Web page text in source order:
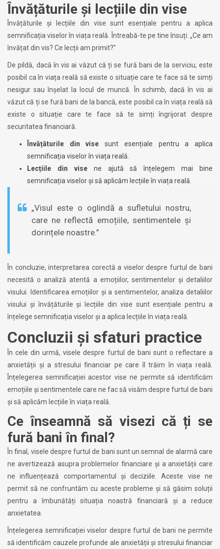
Învățăturile și lecțiile din vise
Învățăturile și lecțiile din vise sunt esențiale pentru a aplica
semnificația viselor în viața reală. Întreabă-te pe tine însuți: „Ce am
învățat din vis? Ce lecții am primit?”
De pildă, dacă în vis ai văzut că ți se fură bani de la serviciu, este
posibil ca în viața reală să existe o situație care te face să te simți
nesigur sau înșelat la locul de muncă. În schimb, dacă în vis ai
văzut că ți se fură bani de la bancă, este posibil ca în viața reală să
existe o situație care te face să te simți îngrijorat despre
securitatea financiară.
Învățăturile din vise sunt esențiale pentru a aplica
semnificația viselor în viața reală.
Lecțiile din visene ajută să înțelegem mai bine
semnificația viselor și să aplicăm lecțiile în viața reală.
„Visul este o oglindă a sufletului nostru,
care ne reflectă emoțiile, sentimentele și
dorințele noastre.”
În concluzie, interpretarea corectă a viselor despre furtul de bani
necesită o analiză atentă a emoțiilor, sentimentelor și detaliilor
visului. Identificarea emoțiilor și a sentimentelor, analiza detaliilor
visului și învățăturile și lecțiile din vise sunt esențiale pentru a
înțelege semnificația viselor și a aplica lecțiile în viața reală.
Concluzii și sfaturi practice
În cele din urmă, visele despre furtul de bani sunt o reflectare a
anxietății și a stresului financiar pe care îl trăim în viața reală.
Înțelegerea semnificației acestor vise ne permite să identificăm
emoțiile și sentimentele care ne fac să visăm despre furtul de bani
și să aplicăm lecțiile în viața reală.
Ce înseamnă să visezi că ți se
fură bani în final?
În final, visele despre furtul de bani sunt un semnal de alarmă care
ne avertizează asupra problemelor financiare și a anxietății care
ne influențează comportamentul și deciziile. Aceste vise ne
permit să ne confruntăm cu aceste probleme și să găsim soluții
pentru a îmbunătăți situația noastră financiară și a reduce
anxietatea.
Înțelegerea semnificației viselor despre furtul de bani ne permite
să identificăm cauzele profunde ale anxietății și stresului financiar